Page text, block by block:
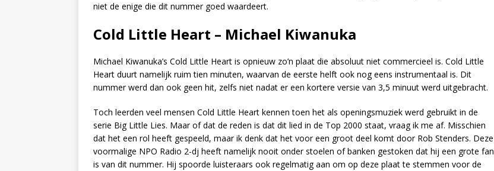
niet de enige die dit nummer goed waardeert.
Cold Little Heart – Michael Kiwanuka
Michael Kiwanuka’s Cold Little Heart is opnieuw zo’n plaat die absoluut niet commercieel is. Cold Little
Heart duurt namelijk ruim tien minuten, waarvan de eerste helft ook nog eens instrumentaal is. Dit
nummer werd dan ook geen hit, zelfs niet nadat er een kortere versie van 3,5 minuut werd uitgebracht.
Toch leerden veel mensen Cold Little Heart kennen toen het als openingsmuziek werd gebruikt in de
serie Big Little Lies. Maar of dat de reden is dat dit lied in de Top 2000 staat, vraag ik me af. Misschien
dat het een rol heeft gespeeld, maar ik denk dat het voor een groot deel komt door Rob Stenders. Deze
voormalige NPO Radio 2-dj heeft namelijk nooit onder stoelen of banken gestoken dat hij een grote fan
is van dit nummer. Hij spoorde luisteraars ook regelmatig aan om op deze plaat te stemmen voor de